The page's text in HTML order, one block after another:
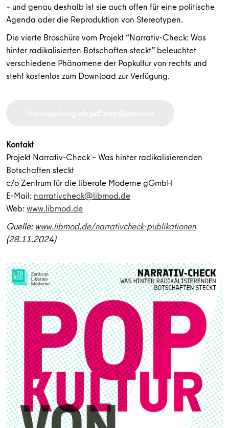
– und genau deshalb ist sie auch offen für eine politische
Agenda oder die Reproduktion von Stereotypen.
Die vierte Broschüre vom Projekt “Narrativ-Check: Was
hinter radikalisierten Botschaften steckt” beleuchtet
verschiedene Phänomene der Popkultur von rechts und
steht kostenlos zum Download zur Verfügung.
Kontakt
Projekt Narrativ-Check – Was hinter radikalisierenden
Botschaften steckt
c/o Zentrum für die liberale Moderne gGmbH
E-Mail: narrativcheck@libmod.de
Web:www.libmod.de
Quelle: www.libmod.de/narrativcheck-publikationen
(28.11.2024)